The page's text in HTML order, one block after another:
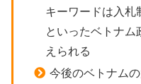
キーワードは入札
といったベトナ
えられる
今後のベトナム